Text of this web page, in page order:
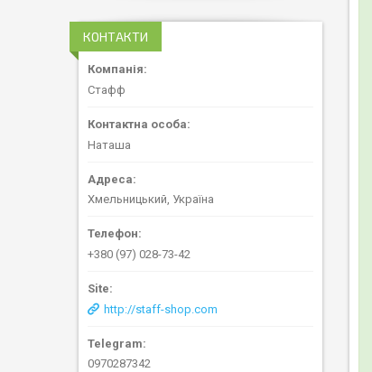
КОНТАКТИ
Стафф
Наташа
Хмельницький, Україна
+380 (97) 028-73-42
http://staff-shop.com
0970287342